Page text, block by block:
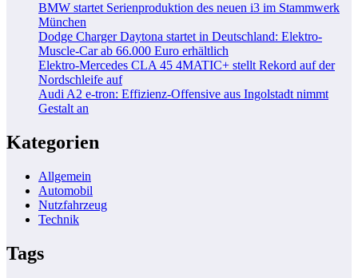
BMW startet Serienproduktion des neuen i3 im Stammwerk
München
Dodge Charger Daytona startet in Deutschland: Elektro-
Muscle-Car ab 66.000 Euro erhältlich
Elektro-Mercedes CLA 45 4MATIC+ stellt Rekord auf der
Nordschleife auf
Audi A2 e-tron: Effizienz-Offensive aus Ingolstadt nimmt
Gestalt an
Kategorien
Allgemein
Automobil
Nutzfahrzeug
Technik
Tags